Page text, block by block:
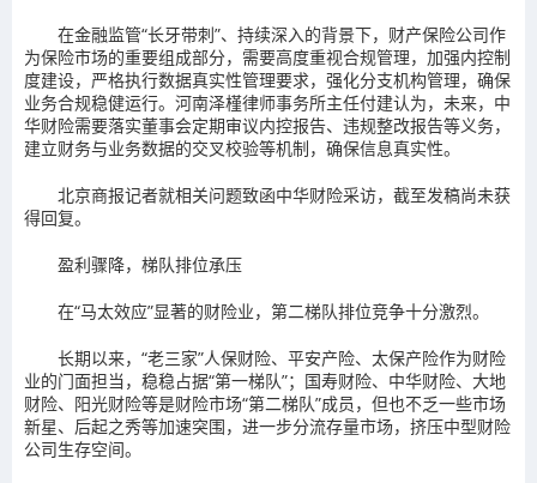
在金融监管“长牙带刺”、持续深入的背景下，财产保险公司作
为保险市场的重要组成部分，需要高度重视合规管理，加强内控制
度建设，严格执行数据真实性管理要求，强化分支机构管理，确保
业务合规稳健运行。河南泽槿律师事务所主任付建认为，未来，中
华财险需要落实董事会定期审议内控报告、违规整改报告等义务，
建立财务与业务数据的交叉校验等机制，确保信息真实性。
北京商报记者就相关问题致函中华财险采访，截至发稿尚未获
得回复。
盈利骤降，梯队排位承压
在“马太效应”显著的财险业，第二梯队排位竞争十分激烈。
长期以来，“老三家”人保财险、平安产险、太保产险作为财险
业的门面担当，稳稳占据“第一梯队”；国寿财险、中华财险、大地
财险、阳光财险等是财险市场“第二梯队”成员，但也不乏一些市场
新星、后起之秀等加速突围，进一步分流存量市场，挤压中型财险
公司生存空间。